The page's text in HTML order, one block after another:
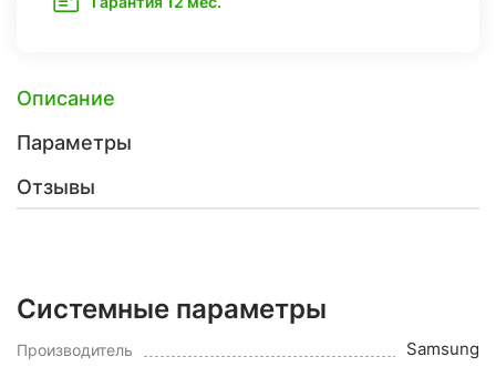
Описание
Параметры
Отзывы
Системные параметры
Производитель Samsung